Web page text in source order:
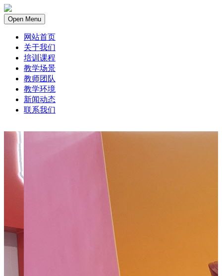
Open Menu
网站首页
关于我们
培训课程
教学场景
教师团队
教学环境
新闻动态
联系我们